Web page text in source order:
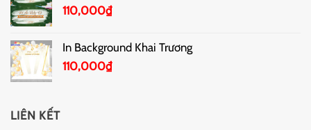
110,000₫
In Background Khai Trương
110,000₫
LIÊN KẾT